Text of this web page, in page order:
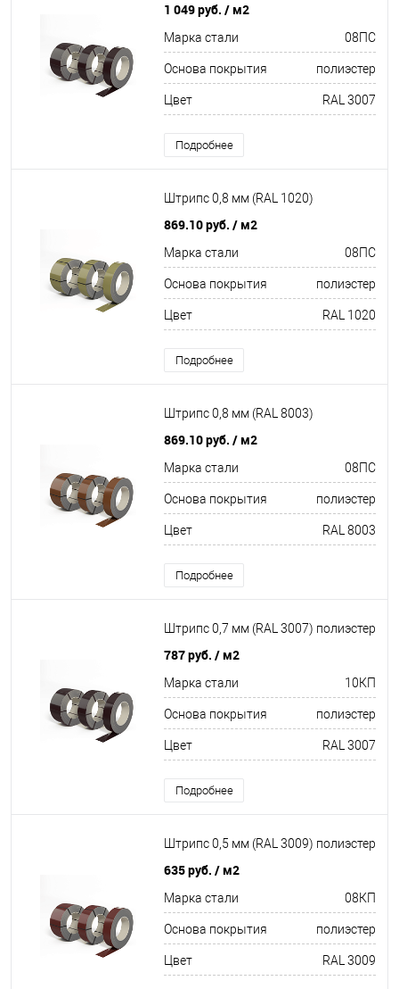
1 049 руб. / м2
Марка стали 08ПС
Основа покрытия полиэстер
Цвет RAL 3007
Подробнее
Штрипс 0,8 мм (RAL 1020)
869.10 руб. / м2
Марка стали 08ПС
Основа покрытия полиэстер
Цвет RAL 1020
Подробнее
Штрипс 0,8 мм (RAL 8003)
869.10 руб. / м2
Марка стали 08ПС
Основа покрытия полиэстер
Цвет RAL 8003
Подробнее
Штрипс 0,7 мм (RAL 3007) полиэстер
787 руб. / м2
Марка стали 10КП
Основа покрытия полиэстер
Цвет RAL 3007
Подробнее
Штрипс 0,5 мм (RAL 3009) полиэстер
635 руб. / м2
Марка стали 08КП
Основа покрытия полиэстер
Цвет RAL 3009